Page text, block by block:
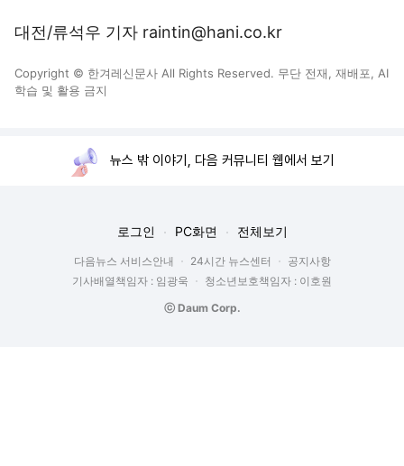
대전/류석우 기자 raintin@hani.co.kr
Copyright © 한겨레신문사 All Rights Reserved. 무단 전재, 재배포, AI
학습 및 활용 금지
뉴스 밖 이야기, 다음 커뮤니티 웹에서 보기
로그인 PC화면 전체보기
다음뉴스 서비스안내 24시간 뉴스센터
공지사항
기사배열책임자 : 임광욱
청소년보호책임자 : 이호원
ⓒ Daum Corp.